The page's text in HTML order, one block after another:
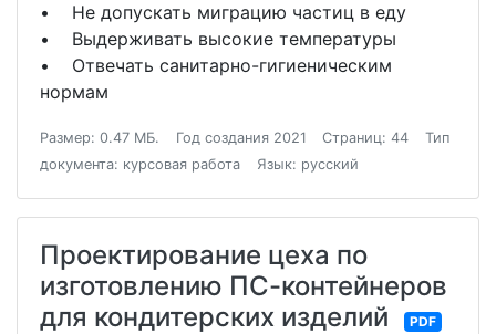
• Не допускать миграцию частиц в еду
• Выдерживать высокие температуры
• Отвечать санитарно-гигиеническим
нормам
Размер: 0.47 МБ. Год создания 2021 Страниц: 44
Тип
документа: курсовая работа
Язык: русский
Проектирование цеха по
изготовлению ПС-контейнеров
для кондитерских изделий
PDF